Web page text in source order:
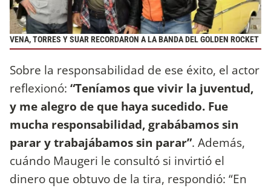
VENA, TORRES Y SUAR RECORDARON A LA BANDA DEL GOLDEN ROCKET
Sobre la responsabilidad de ese éxito, el actor
reflexionó: “Teníamos que vivir la juventud,
y me alegro de que haya sucedido. Fue
mucha responsabilidad, grabábamos sin
parar y trabajábamos sin parar”. Además,
cuándo Maugeri le consultó si invirtió el
dinero que obtuvo de la tira, respondió: “En